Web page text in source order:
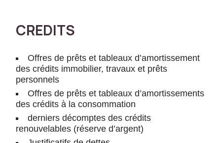
CREDITS
Offres de prêts et tableaux d’amortissement
des crédits immobilier, travaux et prêts
personnels
Offres de prêts et tableaux d’amortissements
des crédits à la consommation
derniers décomptes des crédits
renouvelables (réserve d’argent)
e
t
c
el
ui
-
ci
n